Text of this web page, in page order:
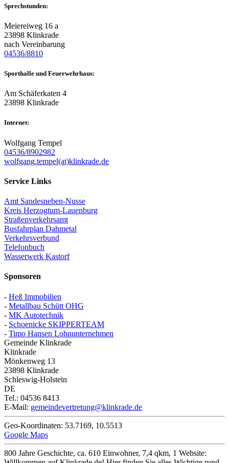
Sprechstunden:
Meiereiweg 16 a
23898 Klinkrade
nach Vereinbarung
04536/8810
Sporthalle und Feuerwehrhaus:
Am Schäferkaten 4
23898 Klinkrade
Internet:
Wolfgang Tempel
04536/8902982
wolfgang.tempel(at)klinkrade.de
Service Links
Amt Sandesneben-Nusse
Kreis Herzogtum-Lauenburg
Straßenverkehrsamt
Busfahrplan Dahmetal
Verkehrsverbund
Telefonbuch
Wasserwerk Kastorf
Sponsoren
- Heß Immobilien
- Metallbau Schütt OHG
- MK Autotechnik
- Schoenicke SKIPPERTEAM
- Timo Hansen Lohnunternehmen
Gemeinde Klinkrade
Klinkrade
Mönkenweg 13
23898 Klinkrade
Schleswig-Holstein
DE
Tel.: 04536 8413
E-Mail: gemeindevertretung@klinkrade.de
Geo-Koordinaten: 53.7169, 10.5513
Google Maps
800 Jahre Geschichte, ca. 610 Einwohner, 7,4 qkm, 1 Website: